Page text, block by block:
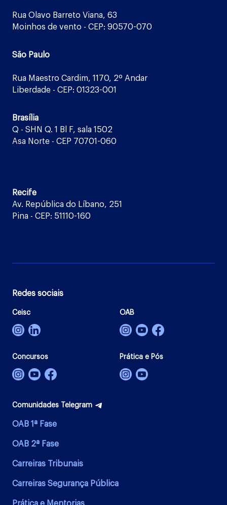
Rua Olavo Barreto Viana, 63
Moinhos de vento - CEP: 90570-070
São Paulo
Rua Maestro Cardim, 1170, 2º Andar
Liberdade - CEP: 01323-001
Brasília
Q - SHN Q. 1 Bl F, sala 1502
Asa Norte - CEP 70701-060
Recife
Av. República do Líbano, 251
Pina - CEP: 51110-160
Redes sociais
Ceisc OAB
Concursos Prática e Pós
Comunidades Telegram
OAB 1ª Fase
OAB 2ª Fase
Carreiras Tribunais
Carreiras Segurança Pública